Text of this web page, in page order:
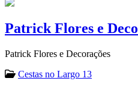
Patrick Flores e
Patrick Flores e Decorações
Cestas no Largo 13